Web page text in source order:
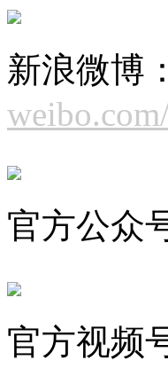
新浪微博
官方公众
官方视频